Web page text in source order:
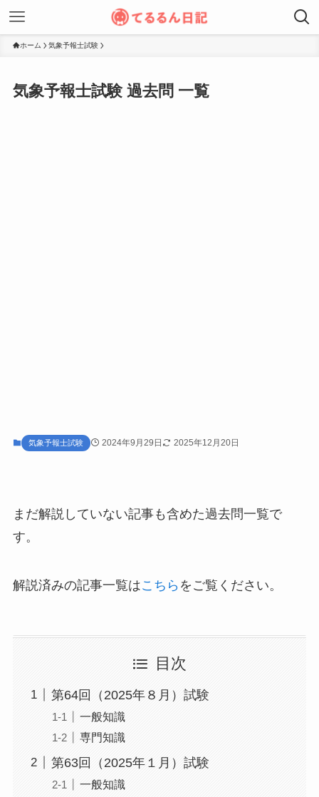
ホーム 気象予報士試験
気象予報士試験 過去問 一覧
気象予報士試験 2024年9月29日 2025年12月20日
まだ解説していない記事も含めた過去問一覧で
す。
解説済みの記事一覧はこちら をご覧ください。
目次
第64回（2025年８月）試験
一般知識
専門知識
第63回（2025年１月）試験
一般知識